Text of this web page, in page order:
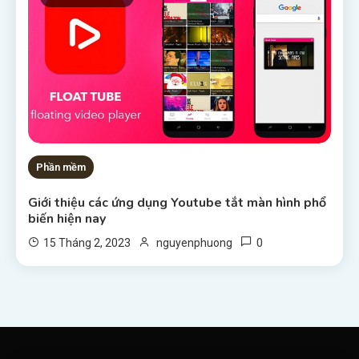
Phần mềm
Giới thiệu các ứng dụng Youtube tắt màn hình phổ
biến hiện nay
15 Tháng 2, 2023 nguyenphuong 0